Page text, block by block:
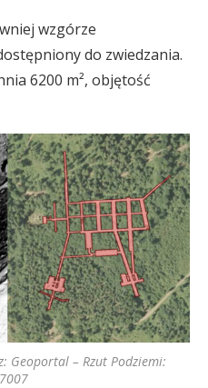
wzgórze
do zwiedzania.
6200 m², objętość
Geoportal – Rzut Podziemi: